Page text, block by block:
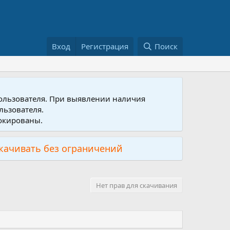
Вход Регистрация Поиск
При выявлении наличия
без ограничений
Нет прав для скачивания